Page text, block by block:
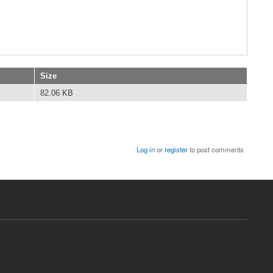
Size
82.06 KB
Log inorregisterto post comments